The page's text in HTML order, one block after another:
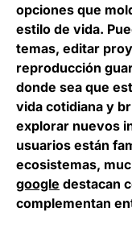
opciones que
estilo de vida.
temas, editar
reproducción
donde sea que
vida cotidiana y
explorar nuevos
usuarios están
ecosistemas,
google destacan
complementan